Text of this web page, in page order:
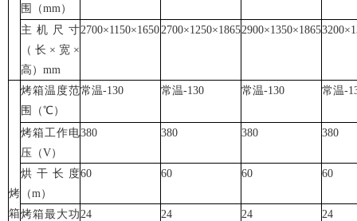
围（mm）
主机尺寸
（长×宽×
高）mm
2700×1150×1650 2700×1250×18652900×1350×1865
烤
箱
烤箱温度范
围（℃）
常温-130 常温-130 常温-130 常温-
烤箱工作电
压（V）
380 380 380 380
烘干长度
（m）
60 60 60 60
烤箱最大功 24 24 24 24